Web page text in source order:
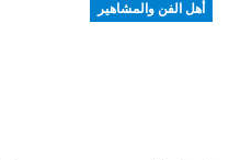
أهل الفن والمشاهير